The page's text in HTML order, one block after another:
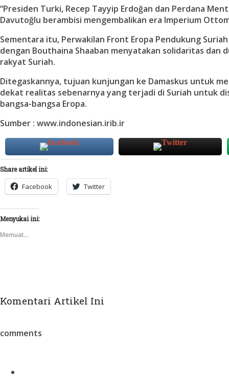
“Presiden Turki, Recep Tayyip Erdoğan dan Perdana
Davutoğlu berambisi mengembalikan era Imperium
Sementara itu, Perwakilan Front Eropa Pendukung
dengan Bouthaina Shaaban menyatakan solidaritas dan
rakyat Suriah.
Ditegaskannya, tujuan kunjungan ke Damaskus untuk
dekat realitas sebenarnya yang terjadi di Suriah untuk
bangsa-bangsa Eropa.
Sumber : www.indonesian.irib.ir
Share artikel ini:
Facebook Twitter
Menyukai ini:
Memuat...
Komentari Artikel Ini
comments